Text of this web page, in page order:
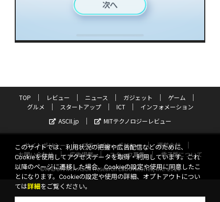
TOP レビュー ニュース ガジェット
ゲーム
グルメ
スタートアップ ICT
インフォメーション
ASCII.jp
MITテクノロジーレビュー
サイトポリシー プライバシーポリシー
運営会社
お問い合わせ
広告掲載 スタッフ募集
電子版について
©KADOKAWA ASCII Research Laboratories, Inc. 2026
このサイトでは、利用状況の把握や広告配信などのために、
Cookieを使用してアクセスデータを取得・利用しています。これ
以降のページに遷移した場合、Cookieの設定や使用に同意したこ
とになります。Cookieの設定や使用の詳細、オプトアウトについ
ては詳細 をご覧ください。